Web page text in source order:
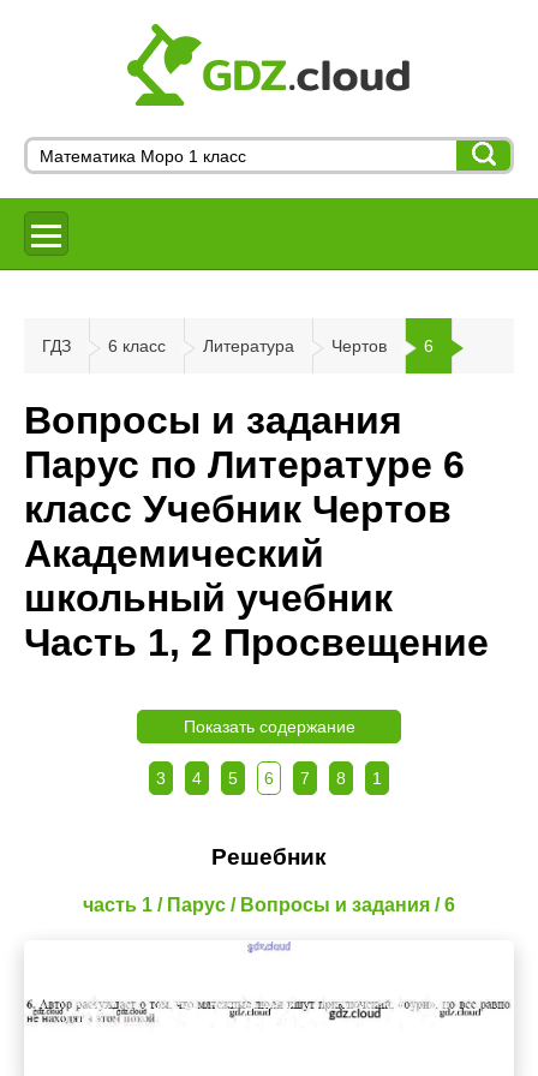
ГДЗ 6 класс Литература Чертов 6
Вопросы и задания
Парус по Литературе 6
класс Учебник Чертов
Академический
школьный учебник
Часть 1, 2 Просвещение
Показать содержание
3 4 5 6 7 8 1
Решебник
часть 1 / Парус / Вопросы и задания / 6